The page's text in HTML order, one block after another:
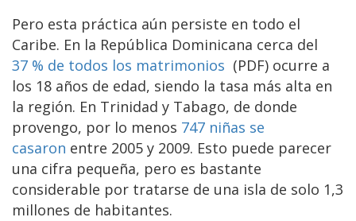
Pero esta práctica aún persiste en todo el
Caribe. En la República Dominicana cerca del
37 % de todos los matrimonios (PDF) ocurre a
los 18 años de edad, siendo la tasa más alta en
la región. En Trinidad y Tabago, de donde
provengo, por lo menos 747 niñas se
casaron entre 2005 y 2009. Esto puede parecer
una cifra pequeña, pero es bastante
considerable por tratarse de una isla de solo 1,3
millones de habitantes.